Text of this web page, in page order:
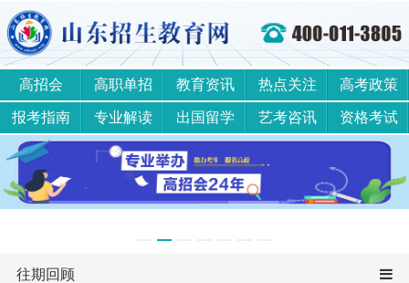
高招会 高职单招 教育资讯 热点关注 高考政策
报考指南 专业解读 出国留学 艺考咨讯 资格考试
往期回顾